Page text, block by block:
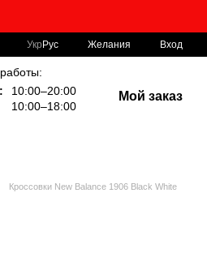
Укр Рус Желания Вход
10:00–20:00
10:00–18:00
Мой заказ
Кроссовки New Balance 1906 Black White